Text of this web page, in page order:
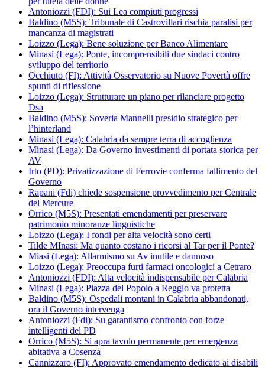
Antoniozzi (FDI): Sui Lea compiuti progressi
Baldino (M5S): Tribunale di Castrovillari rischia paralisi per
mancanza di magistrati
Loizzo (Lega): Bene soluzione per Banco Alimentare
Minasi (Lega): Ponte, incomprensibili due sindaci contro
sviluppo del territorio
Occhiuto (FI): Attività Osservatorio su Nuove Povertà offre
spunti di riflessione
Loizzo (Lega): Strutturare un piano per rilanciare progetto
Dsa
Baldino (M5S): Soveria Mannelli presidio strategico per
l’hinterland
Minasi (Lega): Calabria da sempre terra di accoglienza
Minasi (Lega): Da Governo investimenti di portata storica per
AV
Irto (PD): Privatizzazione di Ferrovie conferma fallimento del
Governo
Rapani (Fdi) chiede sospensione provvedimento per Centrale
del Mercure
Orrico (M5S): Presentati emendamenti per preservare
patrimonio minoranze linguistiche
Loizzo (Lega): I fondi per alta velocità sono certi
Tilde MInasi: Ma quanto costano i ricorsi al Tar per il Ponte?
Miasi (Lega): Allarmismo su Av inutile e dannoso
Loizzo (Lega): Preoccupa furti farmaci oncologici a Cetraro
Antoniozzi (FDI): Alta velocità indispensabile per Calabria
Minasi (Lega): Piazza del Popolo a Reggio va protetta
Baldino (M5S): Ospedali montani in Calabria abbandonati,
ora il Governo intervenga
Antoniozzi (Fdi): Su garantismo confronto con forze
intelligenti del PD
Orrico (M5S): Si apra tavolo permanente per emergenza
abitativa a Cosenza
Cannizzaro (FI): Approvato emendamento dedicato ai disabili